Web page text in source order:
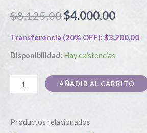
$8.125,00$8.125,00.
$4.000,00
Transferencia (20% OFF): $3.200,00
Disponibilidad: Hay existencias
AÑADIR AL CARRITO
Productos relacionados